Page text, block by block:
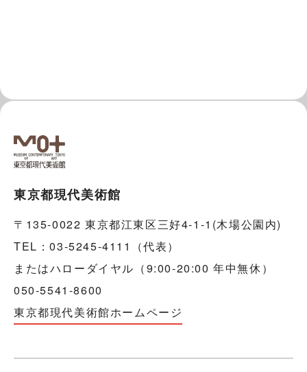
東京都現代美術館
〒135-0022 東京都江東区三好4-1-1(木場公園内)
TEL：03-5245-4111（代表）
またはハローダイヤル（9:00-20:00 年中無休）
050-5541-8600
東京都現代美術館ホームページ